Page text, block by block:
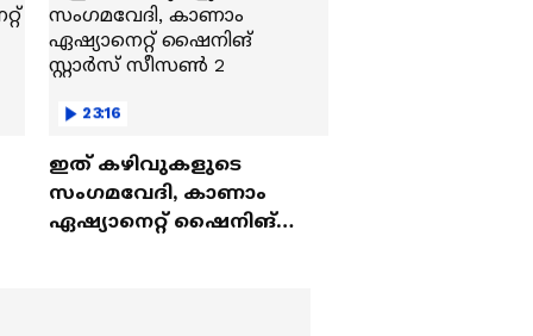
23:16
ഇത് കഴിവുകളുടെ
സംഗമവേദി, കാണാം
ഏഷ്യാനെറ്റ് ഷൈനിങ്